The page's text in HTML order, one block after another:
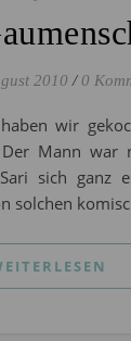
2010 / 0
Mann war
sich ganz
solchen